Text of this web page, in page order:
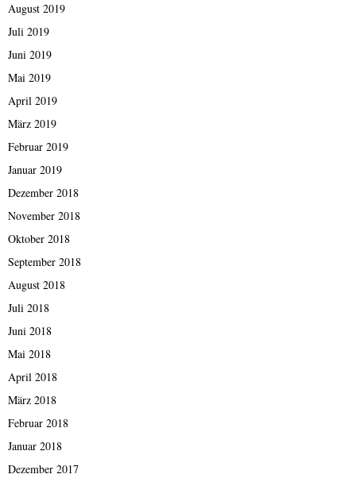
August 2019
Juli 2019
Juni 2019
Mai 2019
April 2019
März 2019
Februar 2019
Januar 2019
Dezember 2018
November 2018
Oktober 2018
September 2018
August 2018
Juli 2018
Juni 2018
Mai 2018
April 2018
März 2018
Februar 2018
Januar 2018
Dezember 2017